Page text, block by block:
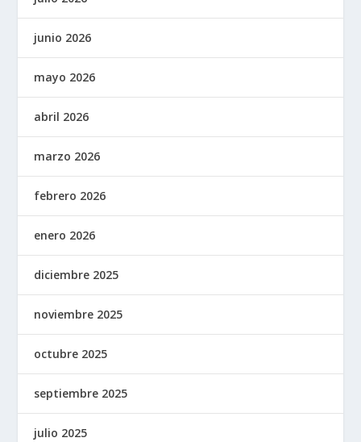
junio 2026
mayo 2026
abril 2026
marzo 2026
febrero 2026
enero 2026
diciembre 2025
noviembre 2025
octubre 2025
septiembre 2025
julio 2025